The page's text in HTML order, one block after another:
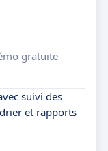
gratuite
suivi des
et rapports